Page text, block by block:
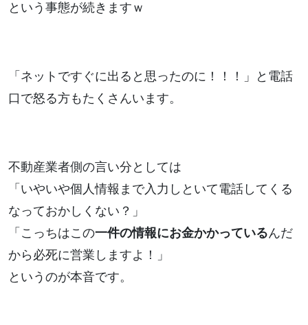
という事態が続きますｗ
「ネットですぐに出ると思ったのに！！！」と電話
口で怒る方もたくさんいます。
不動産業者側の言い分としては
「いやいや個人情報まで入力しといて電話してくる
なっておかしくない？」
「こっちはこの一件の情報にお金かかっているんだ
から必死に営業しますよ！」
というのが本音です。